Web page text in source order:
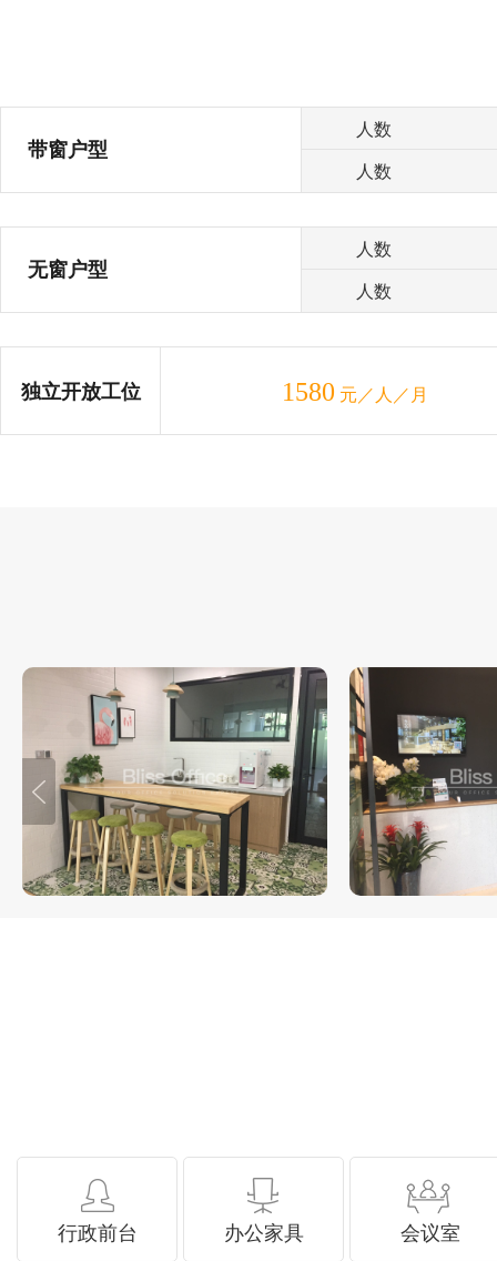
带窗户型
人数
人数
无窗户型
人数
人数
独立开放工位 1580 元／人／月
行政前台 办公家具 会议室